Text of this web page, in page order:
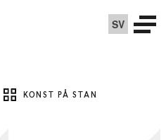
SV
KONST PÅ STAN